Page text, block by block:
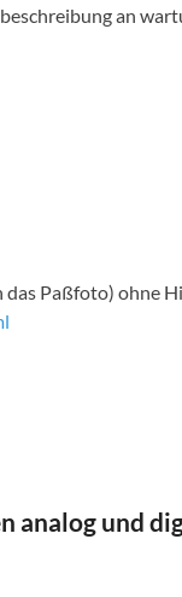
an
Paßfoto) ohne
analog und